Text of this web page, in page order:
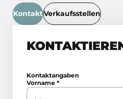
KontaktVerkaufsstellen
Kontaktangaben
Vorname*